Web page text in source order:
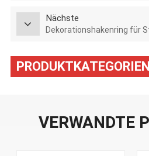
Nächste
Dekorationshakenring für
PRODUKTKATEGORIEN
VERWANDTE